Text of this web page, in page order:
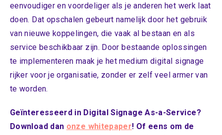
eenvoudiger en voordeliger als je anderen het werk laat
doen. Dat opschalen gebeurt namelijk door het gebruik
van nieuwe koppelingen, die vaak al bestaan en als
service beschikbaar zijn. Door bestaande oplossingen
te implementeren maak je het medium digital signage
rijker voor je organisatie, zonder er zelf veel armer van
te worden.
Geïnteresseerd in Digital Signage As-a-Service?
Download dan onze whitepaper! Of eens om de